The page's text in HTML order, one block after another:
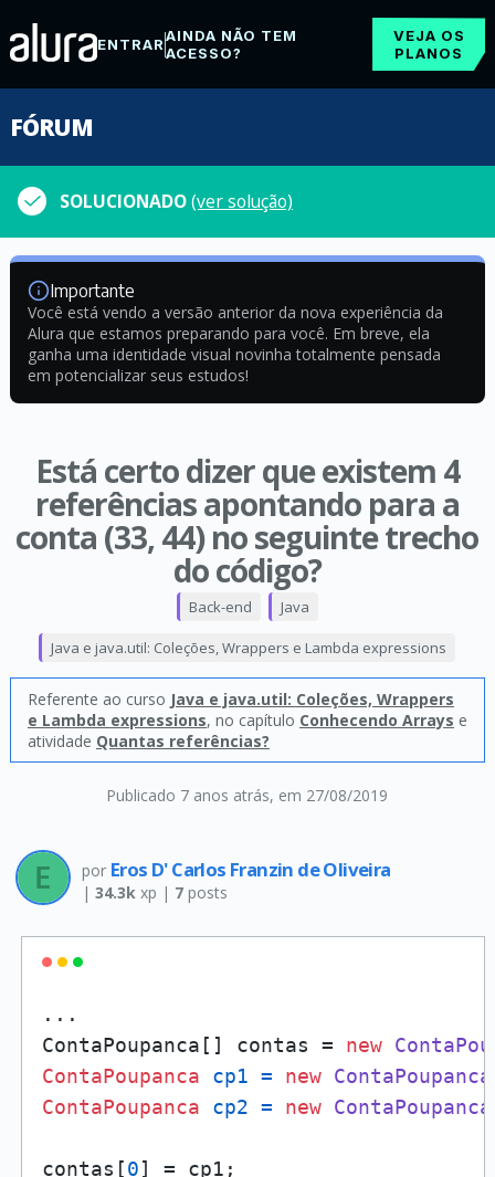
ENTRARAINDA NÃO TEM
ACESSO?
VEJA OS
PLANOS
FÓRUM
SOLUCIONADO(ver solução)
Importante
Você está vendo a versão anterior da nova experiência da
Alura que estamos preparando para você. Em breve, ela
ganha uma identidade visual novinha totalmente pensada
em potencializar seus estudos!
Está certo dizer que existem 4
referências apontando para a
conta (33, 44) no seguinte trecho
do código?
Publicado 7 anos atrás, em 27/08/2019
Back-end Java
Java e java.util: Coleções, Wrappers e Lambda expressions
Referente ao curso Java e java.util: Coleções, Wrappers
e Lambda expressions, no capítulo Conhecendo Arrays e
atividade Quantas referências?
por Eros D' Carlos Franzin de Oliveira
| 34.3kxp | 7posts
...
ContaPoupanca[] contas = new
ContaPoupanca
cp1 = new ContaPoupanca
ContaPoupanca
cp2 = new ContaPoupanca
contas[0] = cp1;